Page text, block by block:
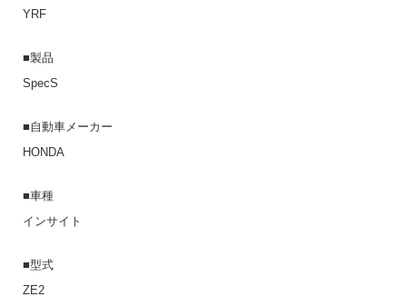
YRF
■製品
SpecS
■自動車メーカー
HONDA
■車種
インサイト
■型式
ZE2